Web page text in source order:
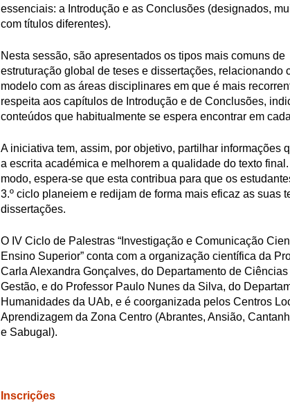
essenciais: a Introdução e as Conclusões (designados,
com títulos diferentes).
Nesta sessão, são apresentados os tipos mais comuns de
estruturação global de teses e dissertações, relacionando
modelo com as áreas disciplinares em que é mais
respeita aos capítulos de Introdução e de Conclusões,
conteúdos que habitualmente se espera encontrar em
A iniciativa tem, assim, por objetivo, partilhar informações
a escrita académica e melhorem a qualidade do texto
modo, espera-se que esta contribua para que os
3.º ciclo planeiem e redijam de forma mais eficaz as suas
dissertações.
O IV Ciclo de Palestras “Investigação e Comunicação
Ensino Superior” conta com a organização científica da
Carla Alexandra Gonçalves, do Departamento de
Gestão, e do Professor Paulo Nunes da Silva, do
Humanidades da UAb, e é coorganizada pelos Centros
Aprendizagem da Zona Centro (Abrantes, Ansião,
e Sabugal).
Inscrições